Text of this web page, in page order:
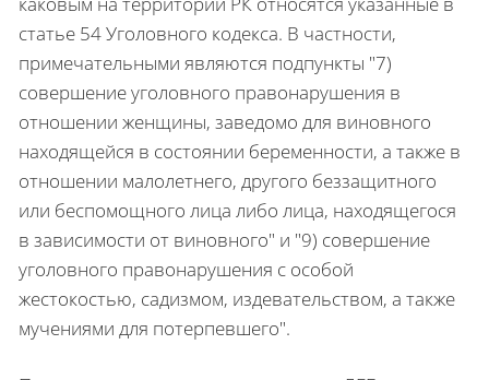
статье 54 Уголовного кодекса. В частности,
примечательными являются подпункты "7)
совершение уголовного правонарушения в
отношении женщины, заведомо для виновного
находящейся в состоянии беременности, а также в
отношении малолетнего, другого беззащитного
или беспомощного лица либо лица, находящегося
в зависимости от виновного" и "9) совершение
уголовного правонарушения с особой
жестокостью, садизмом, издевательством, а также
мучениями для потерпевшего".